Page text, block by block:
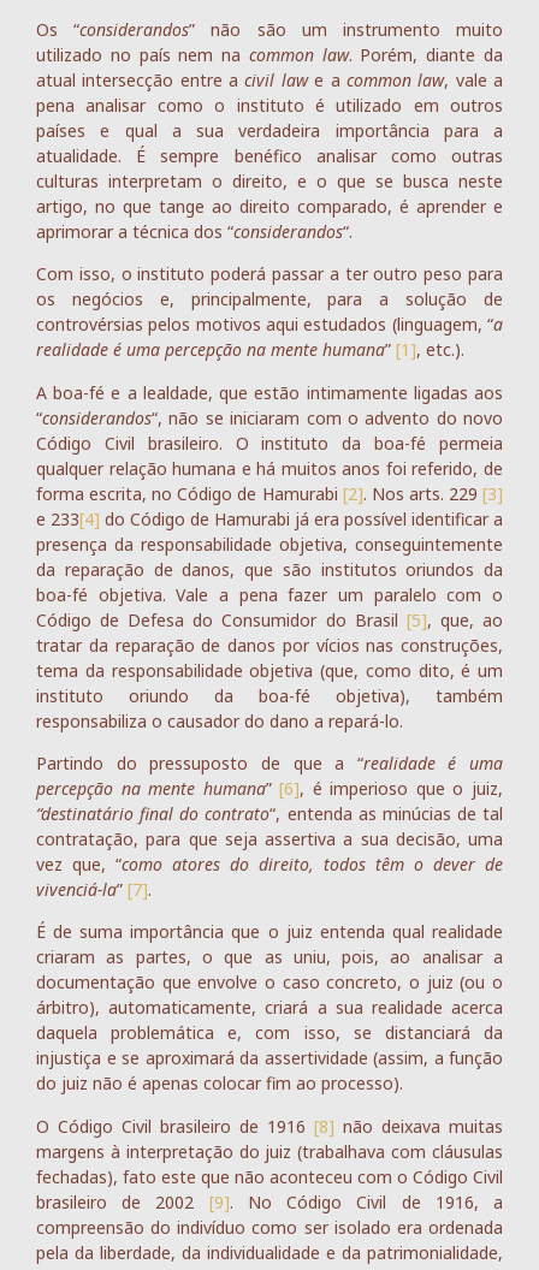
Os “considerandos” não são um instrumento muito
utilizado no país nem na common law. Porém, diante da
atual intersecção entre acivil lawe a common law, vale a
pena analisar como o instituto é utilizado em outros
países e qual a sua verdadeira importância para a
atualidade. É sempre benéfico analisar como outras
culturas interpretam o direito, e o que se busca neste
artigo, no que tange ao direito comparado, é aprender e
aprimorar a técnica dos “considerandos“.
Com isso, o instituto poderá passar a ter outro peso para
os negócios e, principalmente, para a solução de
controvérsias pelos motivos aqui estudados (linguagem, “a
realidade é uma percepção na mente humana” [1], etc.).
A boa-fé e a lealdade, que estão intimamente ligadas aos
“considerandos“, não se iniciaram com o advento do novo
Código Civil brasileiro. O instituto da boa-fé permeia
qualquer relação humana e há muitos anos foi referido, de
forma escrita, no Código de Hamurabi [2]. Nos arts. 229[3]
e 233[4] do Código de Hamurabi já era possível identificar a
presença da responsabilidade objetiva, conseguintemente
da reparação de danos, que são institutos oriundos da
boa-fé objetiva. Vale a pena fazer um paralelo com o
Código de Defesa do Consumidor do Brasil [5], que, ao
tratar da reparação de danos por vícios nas construções,
tema da responsabilidade objetiva (que, como dito, é um
instituto oriundo da boa-fé objetiva), também
responsabiliza o causador do dano a repará-lo.
Partindo do pressuposto de que a “realidade é uma
percepção na mente humana”[6], é imperioso que o juiz,
“destinatário final do contrato“, entenda as minúcias de tal
contratação, para que seja assertiva a sua decisão, uma
vez que, “como atores do direito, todos têm o dever de
vivenciá-la” [7].
É de suma importância que o juiz entenda qual realidade
criaram as partes, o que as uniu, pois, ao analisar a
documentação que envolve o caso concreto, o juiz (ou o
árbitro), automaticamente, criará a sua realidade acerca
daquela problemática e, com isso, se distanciará da
injustiça e se aproximará da assertividade (assim, a função
do juiz não é apenas colocar fim ao processo).
O Código Civil brasileiro de 1916 [8] não deixava muitas
margens à interpretação do juiz (trabalhava com cláusulas
fechadas), fato este que não aconteceu com o Código Civil
brasileiro de 2002 [9]. No Código Civil de 1916, a
compreensão do indivíduo como ser isolado era ordenada
pela da liberdade, da individualidade e da patrimonialidade,